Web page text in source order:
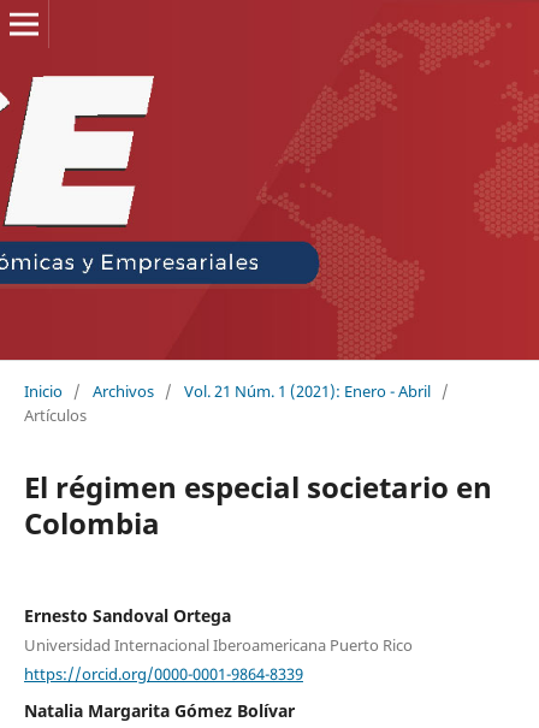
Inicio / Archivos / Vol. 21 Núm. 1 (2021): Enero - Abril /
Artículos
El régimen especial societario en
Colombia
Ernesto Sandoval Ortega
Universidad Internacional Iberoamericana Puerto Rico
https://orcid.org/0000-0001-9864-8339
Natalia Margarita Gómez Bolívar